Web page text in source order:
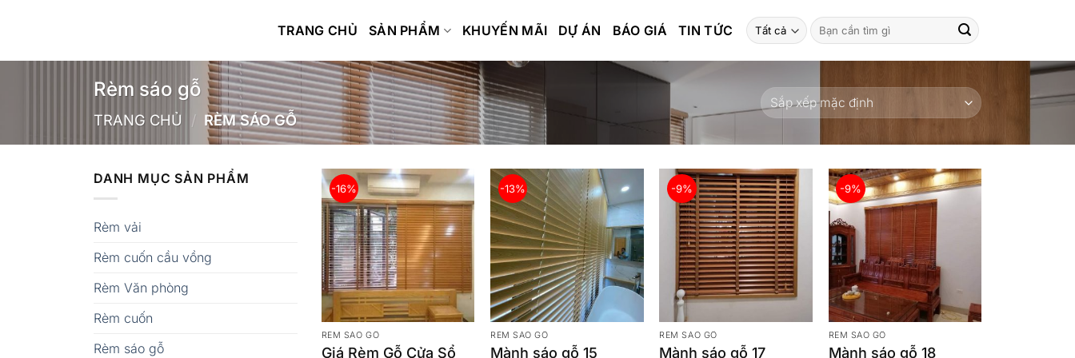
TRANG CHỦ SẢN PHẨM KHUYẾN MÃI DỰ ÁN BÁO GIÁ TIN TỨC
Tìm
kiếm:
Rèm sáo gỗ
TRANG CHỦ / RÈM SÁO GỖ
DANH MỤC SẢN PHẨM
Rèm vải
Rèm cuốn cầu vồng
Rèm Văn phòng
Rèm cuốn
Rèm sáo gỗ
-16%
RÈM SÁO GỖ
Giá Rèm Gỗ Cửa Sổ
-13%
RÈM SÁO GỖ
Mành sáo gỗ 15
-9%
RÈM SÁO GỖ
Mành sáo gỗ 17
-9%
RÈM SÁO GỖ
Mành sáo gỗ 18